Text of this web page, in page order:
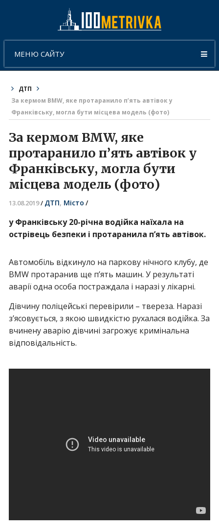
МЕНЮ САЙТУ
ДТП
За кермом BMW, яке протаранило п’ять автівок у
Франківську, могла бути місцева модель (фото)
За кермом BMW, яке
протаранило п’ять автівок у
Франківську, могла бути
місцева модель (фото)
13.08.2019/ ДТП, Місто /
у Франківську 20-річна водійка наїхала на
острівець безпеки і протаранила п’ять автівок.
Автомобіль відкинуло на паркову нічного клубу, де
BMW протаранив ще п’ять машин. У результаті
аварії одна особа постраждала і наразі у лікарні.
Дівчину поліцейські перевірили – твереза. Наразі
з’ясовується, з якою швидкістю рухалася водійка. За
вчинену аварію дівчині загрожує кримінальна
відповідальність.